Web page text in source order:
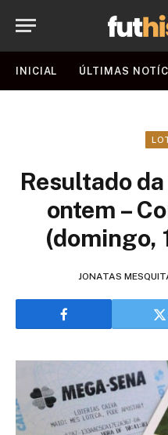
INICIAL ÚLTIMAS
Resultado
ontem –
JONATAS